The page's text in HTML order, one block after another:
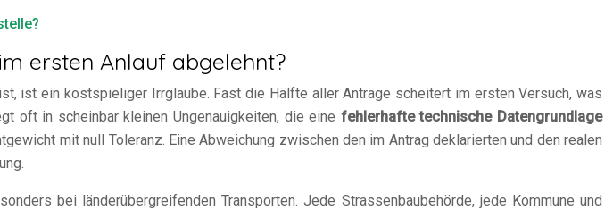
ersten Anlauf abgelehnt?
ist ein kostspieliger Irrglaube. Fast die Hälfte aller Anträge scheitert im ersten Versuch, was
oft in scheinbar kleinen Ungenauigkeiten, die eine fehlerhafte technische Datengrundlage
mit null Toleranz. Eine Abweichung zwischen den im Antrag deklarierten und den realen
bei länderübergreifenden Transporten. Jede Strassenbaubehörde, jede Kommune und